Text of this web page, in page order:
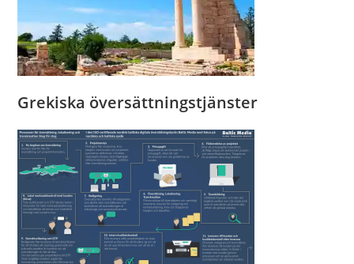
Grekiska översättningstjänster